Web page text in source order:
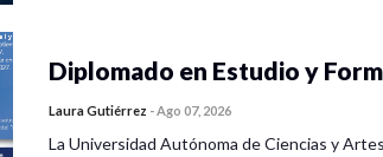
Diplomado en Estudio y
Laura Gutiérrez -Ago 07, 2026
La Universidad Autónoma de Ciencias y